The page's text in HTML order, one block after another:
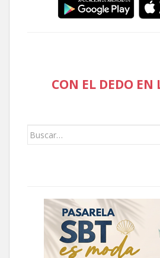
CON EL DEDO EN
Buscar: